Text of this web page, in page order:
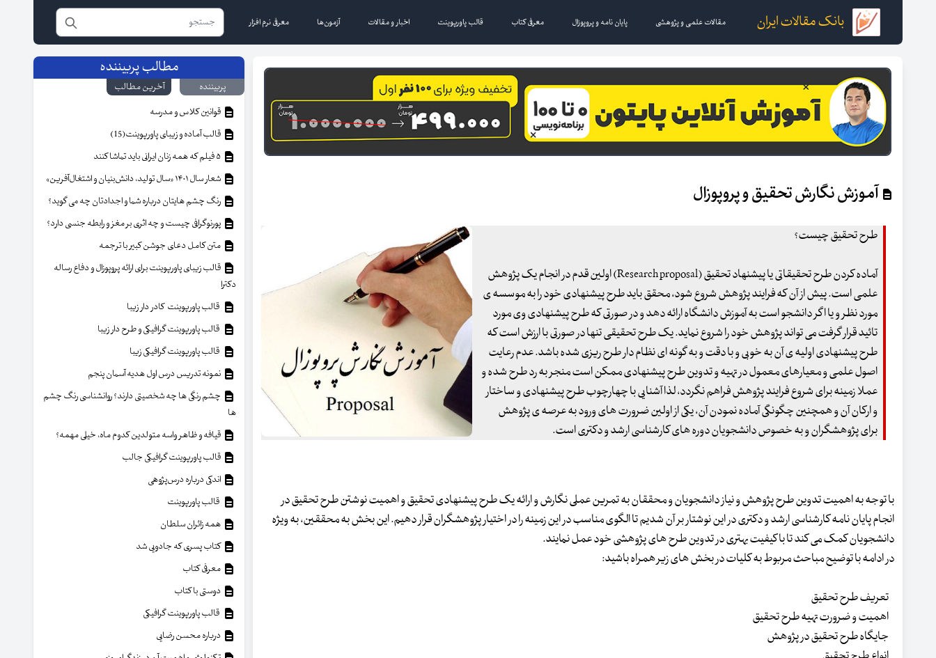
بانک مقالات ایران مقالات علمی و پژوهشی پایان نامه و پروپوزال معرفی کتاب قالب پاورپوینت اخبار و مقالات آزمون‌ها معرفی نرم افزار
آموزش نگارش تحقیق و پروپوزال
طرح تحقیق چیست؟
آماده کردن طرح تحقیقاتی یا پیشنهاد تحقیق (Research proposal) اولین قدم در انجام یک پژوهش
علمی است. پیش از آن که فرایند پژوهش شروع شود، محقق باید طرح پیشنهادی خود را به موسسه ی
مورد نظر و یا اگر دانشجو است به آموزش دانشگاه ارائه دهد و در صورتی که طرح پیشنهادی وی مورد
تائید قرار گرفت می تواند پژوهش خود را شروع نماید. یک طرح تحقیقی تنها در صورتی با ارزش است که
طرح پیشنهادی اولیه ی آن به خوبی و با دقت و به گونه ای نظام دار طرح ریزی شده باشد. عدم رعایت
اصول علمی و معیارهای معمول در تهیه و تدوین طرح پیشنهادی ممکن است منجر به رد طرح شده و
عملا زمینه برای شروع فرایند پژوهش فراهم نگردد، لذا آشنایی با چهارچوب طرح پیشنهادی و ساختار
و ارکان آن و همچنین چگونگی آماده نمودن آن، یکی از اولین ضرورت های ورود به عرصه ی پژوهش
برای پژوهشگران و به خصوص دانشجویان دوره های کارشناسی ارشد و دکتری است.
با توجه به اهمیت تدوین طرح پژوهش و نیاز دانشجویان و محققان به تمرین عملی نگارش و ارائه یک طرح پیشنهادی تحقیق و اهمیت نوشتن طرح تحقیق در
انجام پایان نامه کارشناسی ارشد و دکتری در این نوشتار بر آن شدیم تا الگوی مناسب در این زمینه را در اختیار پژوهشگران قرار دهیم. این بخش به محققین، به ویژه
دانشجویان کمک می کند تا با کیفیت بهتری در تدوین طرح های پژوهشی خود عمل نمایند.
در ادامه با توضیح مباحث مربوط به کلیات در بخش های زیر همراه باشید:
تعریف طرح تحقیق
اهمیت و ضرورت تهیه طرح تحقیق
جایگاه طرح تحقیق در پژوهش
مطالب پربیننده
پربیننده
آخرین مطالب
قوانین کلاس و مدرسه
قالب آماده و زیبای پاورپوینت(15)
شعار سال ۱۴۰۱ «سال تولید، دانش‌بنیان و اشتغال‌آفرین»
رنگ چشم هایتان درباره شما و اجدادتان چه می گوید؟
پورنوگرافی چیست و چه اثری بر مغز و رابطه جنسی دارد؟
متن کامل دعای جوشن کبیر با ترجمه
قالب زیبای پاورپوینت برای ارائه پروپوزال و دفاع رساله
دکترا
قالب پاورپوینت کادر دار زیبا
قالب پاورپوینت گرافیکی و طرح دار زیبا
قالب پاورپوینت گرافیکی زیبا
نمونه تدریس درس اول هدیه آسمان پنجم
چشم رنگی ها چه شخصیتی دارند؟ روانشناسی رنگ چشم
ها
قیافه و ظاهر واسه متولدین کدوم ماه، خیلی مهمه؟
قالب پاورپوینت گرافیکی جالب
اندکی درباره درس‌پژوهی
قالب پاورپوینت
همه زائران سلطان
کتاب پسری که جادویی شد
معرفی کتاب
دوستی با کتاب
قالب پاورپوینت گرافیکی
درباره محسن رضایی